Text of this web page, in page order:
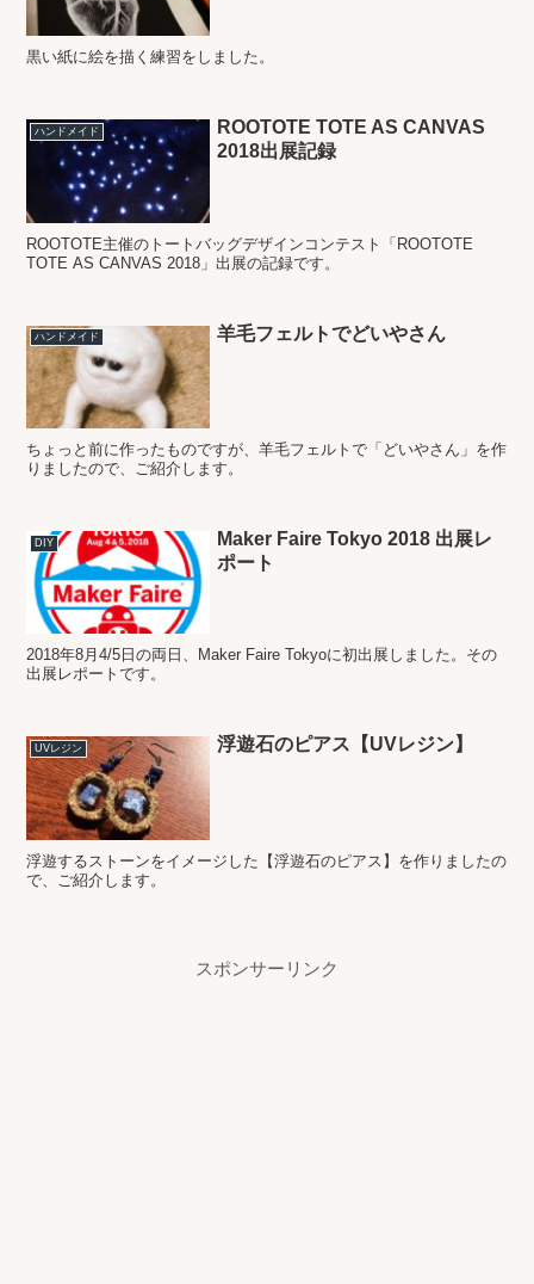
黒い紙に絵を描く練習をしました。
ハンドメイド
ROOTOTE TOTE AS CANVAS
2018出展記録
ROOTOTE主催のトートバッグデザインコンテスト「ROOTOTE
TOTE AS CANVAS 2018」出展の記録です。
ハンドメイド 羊毛フェルトでどいやさん
ちょっと前に作ったものですが、羊毛フェルトで「どいやさん」を作
りましたので、ご紹介します。
DIY
Maker Faire Tokyo 2018 出展レ
ポート
2018年8月4/5日の両日、Maker Faire Tokyoに初出展しました。その
出展レポートです。
UVレジン 浮遊石のピアス【UVレジン】
浮遊するストーンをイメージした【浮遊石のピアス】を作りましたの
で、ご紹介します。
スポンサーリンク